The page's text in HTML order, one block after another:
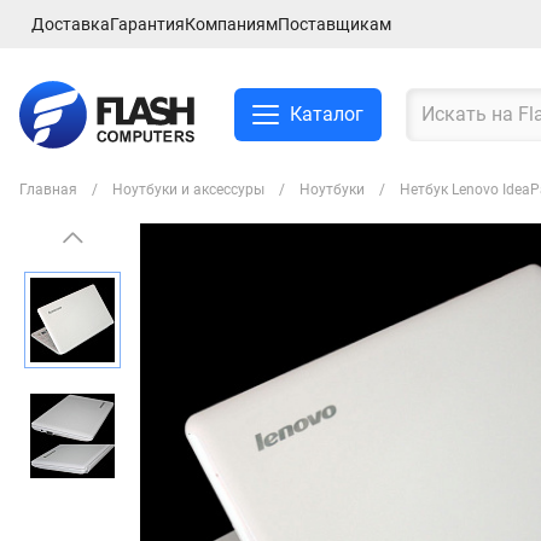
ДоставкаГарантияКомпаниямПоставщикам
Каталог
Главная Ноутбуки и аксессуры Ноутбуки Нетбук Lenovo
Ноутбуки и аксессуры
Компьютеры и
комплектующие
Сетевое оборудование